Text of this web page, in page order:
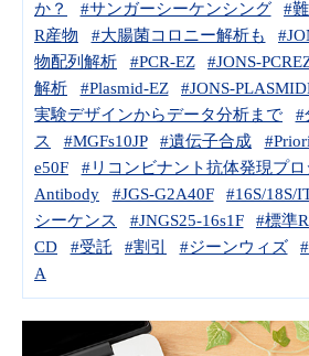
か？
#サンガーシーケンシング #
R産物
#大腸菌コロニー解析も
物配列解析
#PCR-EZ #JONS-
解析
#Plasmid-EZ #JONS-
実験デザインからデータ分析まで
#
ス
#MGFs10JP #遺伝子合成
e50F
#リコンビナント抗体発現プロ
Antibody
#JGS-G2A40F
#16S/18S/
シーケンス
#JNGS25-16s1F #標準
CD
#受託 #割引 #ジーンウィズ
A